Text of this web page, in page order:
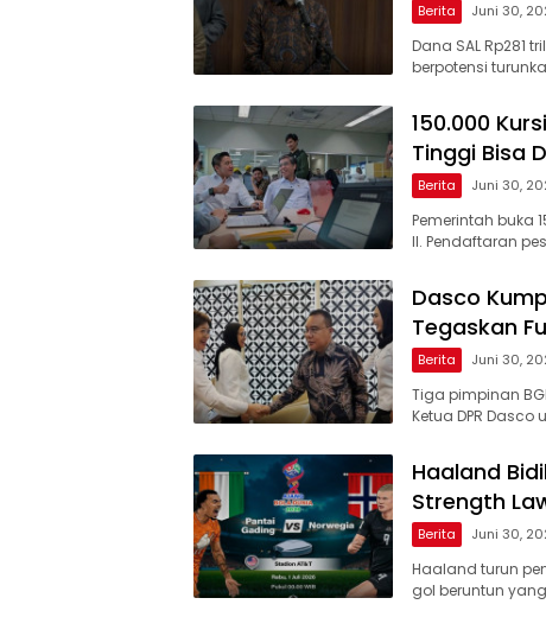
Berita Juni 30,
Dana SAL Rp281
berpotensi
150.000
Tinggi Bisa
Berita Juni 30,
Pemerintah buka
II. Pendaftaran
Dasco
Tegaskan
Berita Juni 30,
Tiga pimpinan
Ketua DPR
Haaland
Strength
Berita Juni 30,
Haaland turun
gol beruntun